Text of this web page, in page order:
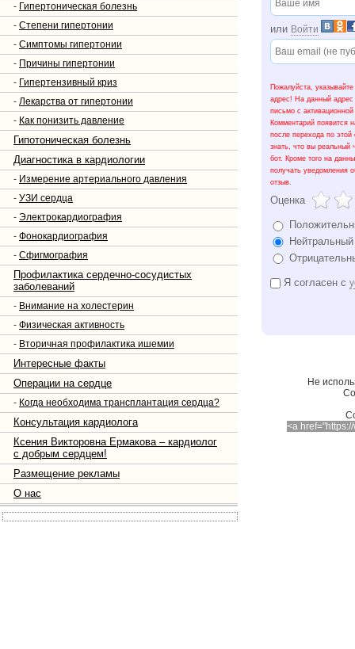
- Гипертоническая болезнь
- Степени гипертонии
- Симптомы гипертонии
- Причины гипертонии
- Гипертензивный криз
- Лекарства от гипертонии
- Как понизить давление
Гипотоническая болезнь
Диагностика в кардиологии
- Измерение артериального давления
- УЗИ сердца
- Электрокардиография
- Фонокардиография
- Сфигмография
Профилактика сердечно-сосудистых
заболеваний
- Внимание на холестерин
- Физическая активность
- Вторичная профилактика ишемии
Интересные факты
Операции на сердце
- Когда необходима трансплантация сердца?
Консультация кардиолога
Ксения Викторовна Ермакова – кардиолог
с добрым сердцем!
Размещение рекламы
О нас
или Войти
Пожалуйста,
адрес! На данный адрес
письмо с
Комментарий появится
после перехода по
знать, что вы реальный
бот. Кроме того на
получать уведомления
отзыв.
Оценка
Я согласен с
Не
<a